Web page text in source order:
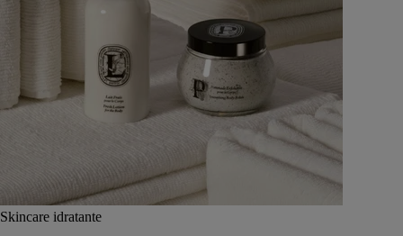
Skincare idratante